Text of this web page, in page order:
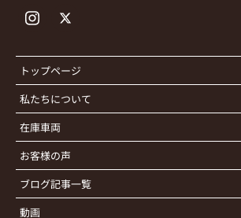
トップページ
私たちについて
在庫車両
お客様の声
ブログ記事一覧
動画